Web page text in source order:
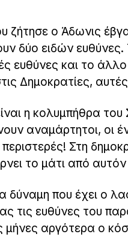
ο Άδωνις
δύο ειδών
ευθύνες και το άλλο
Δημοκρατίες,
η κολυμπήθρα
αναμάρτητοι, οι
Στη
το μάτι από
δύναμη που έχει ο
τις ευθύνες του
μήνες αργότερα ο